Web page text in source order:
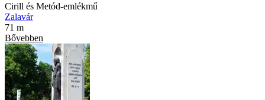
Cirill és Metód-emlékmű
Zalavár
71 m
Bővebben